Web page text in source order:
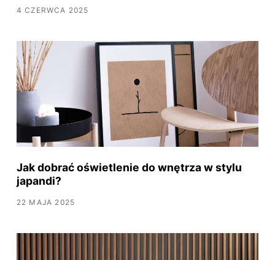
4 CZERWCA 2025
Jak dobrać oświetlenie do wnętrza w stylu
japandi?
22 MAJA 2025